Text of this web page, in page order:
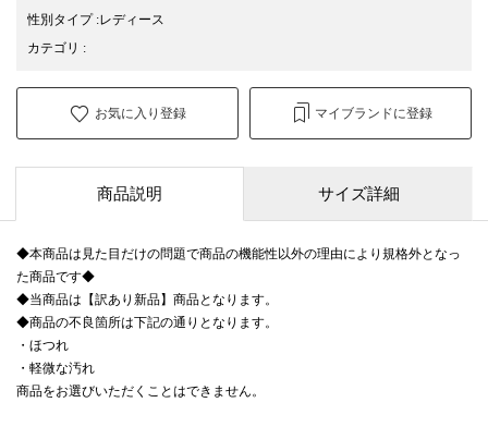
性別タイプ:レディース
カテゴリ :
お気に入り登録 マイブランドに登録
商品説明 サイズ詳細
◆本商品は見た目だけの問題で商品の機能性以外の理由により規格外となっ
た商品です◆
◆当商品は【訳あり新品】商品となります。
◆商品の不良箇所は下記の通りとなります。
・ほつれ
・軽微な汚れ
商品をお選びいただくことはできません。